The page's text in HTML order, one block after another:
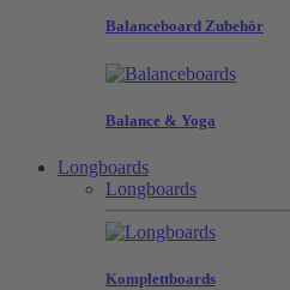
Balanceboard Zubehör
Balance & Yoga
Longboards
Longboards
Komplettboards